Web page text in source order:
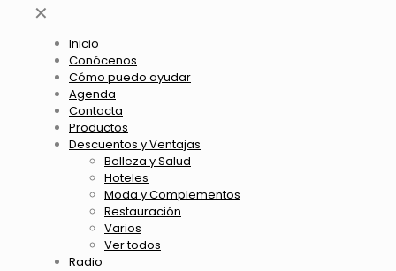
✕
Inicio
Conócenos
Cómo puedo ayudar
Agenda
Contacta
Productos
Descuentos y Ventajas
Belleza y Salud
Hoteles
Moda y Complementos
Restauración
Varios
Ver todos
Radio